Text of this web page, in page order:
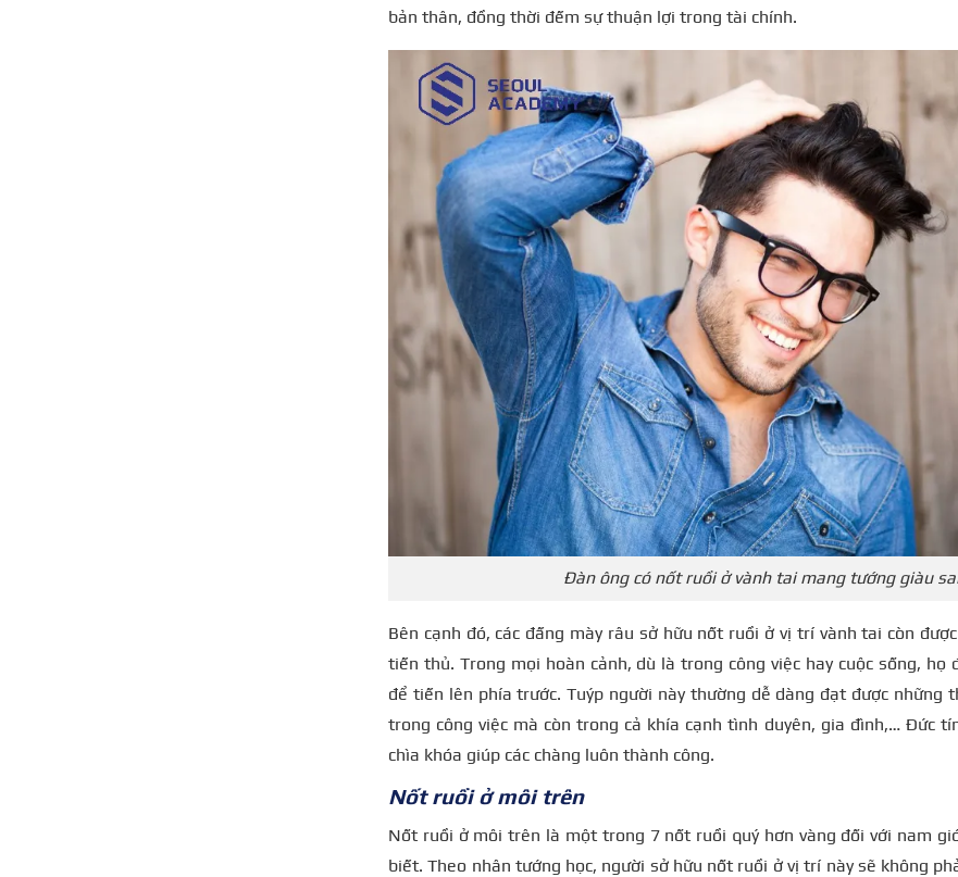
bản thân, đồng thời đếm sự thuận lợi trong tài chính.
Đàn ông có nốt ruồi ở vành tai mang tướng giàu
Bên cạnh đó, các đấng mày râu sở hữu nốt ruồi ở vị trí vành tai còn
tiến thủ. Trong mọi hoàn cảnh, dù là trong công việc hay cuộc sống, họ
để tiến lên phía trước. Tuýp người này thường dễ dàng đạt được những
trong công việc mà còn trong cả khía cạnh tình duyên, gia đình,… Đức
chìa khóa giúp các chàng luôn thành công.
Nốt ruồi ở môi trên
Nốt ruồi ở môi trên là một trong 7 nốt ruồi quý hơn vàng đối với nam
biết. Theo nhân tướng học, người sở hữu nốt ruồi ở vị trí này sẽ không